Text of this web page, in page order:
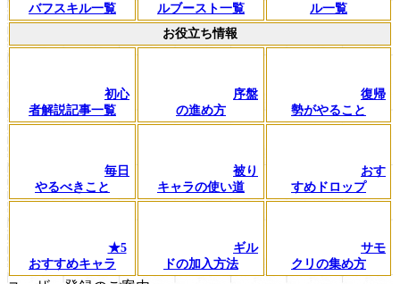
バフスキル一覧
ルブースト一覧
ル一覧
お役立ち情報
初心
者解説記事一覧
序盤
の進め方
復帰
勢がやること
毎日
やるべきこと
被り
キャラの使い道
おす
すめドロップ
★5
おすすめキャラ
ギル
ドの加入方法
サモ
クリの集め方